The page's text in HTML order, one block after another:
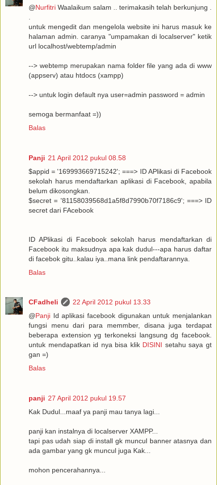
@Nurfitri Waalaikum salam .. terimakasih telah berkunjung .
untuk mengedit dan mengelola website ini harus masuk ke
halaman admin. caranya "umpamakan di localserver" ketik
url localhost/webtemp/admin
--> webtemp merupakan nama folder file yang ada di www
(appserv) atau htdocs (xampp)
--> untuk login default nya user=admin password = admin
semoga bermanfaat =))
Balas
Panji 21 April 2012 pukul 08.58
$appid = '169993669715242'; ===> ID APlikasi di Facebook
sekolah harus mendaftarkan aplikasi di Facebook, apabila
belum dikosongkan.
$secret = '81158039568d1a5f8d7990b70f7186c9'; ===> ID
secret dari FAcebook
ID APlikasi di Facebook sekolah harus mendaftarkan di
Facebook itu maksudnya apa kak dudul---apa harus daftar
di facebok gitu..kalau iya..mana link pendaftarannya.
Balas
CFadheli
22 April 2012 pukul 13.33
@Panji Id aplikasi facebook digunakan untuk menjalankan
fungsi menu dari para memmber, disana juga terdapat
beberapa extension yg terkoneksi langsung dg facebook.
untuk mendapatkan id nya bisa klik DISINI setahu saya gt
gan =)
Balas
panji 27 April 2012 pukul 19.57
Kak Dudul...maaf ya panji mau tanya lagi...
panji kan instalnya di localserver XAMPP...
tapi pas udah siap di install gk muncul banner atasnya dan
ada gambar yang gk muncul juga Kak...
mohon pencerahannya...